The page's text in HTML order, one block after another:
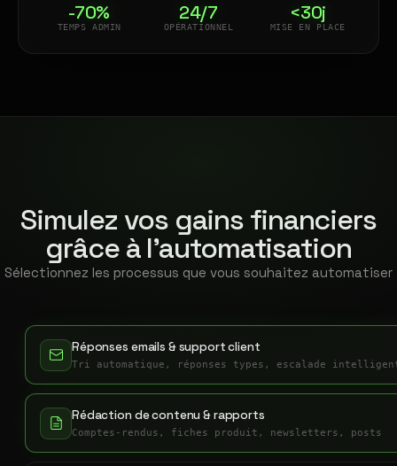
-70%
TEMPS ADMIN
24/7
OPÉRATIONNEL
<30j
MISE EN PLACE
Simulez vos gains financiers
grâce à l'automatisation
Sélectionnez les processus que vous souhaitez automatiser
Réponses emails & support client
Tri automatique, réponses types, escalade
Rédaction de contenu & rapports
Comptes-rendus, fiches produit, newsletters, posts